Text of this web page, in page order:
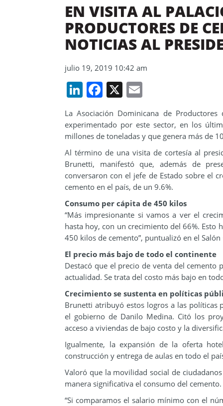
EN VISITA AL
PRODUCTORES DE
NOTICIAS AL
julio 19, 2019 10:42 am
LinkedIn
Facebook
X
La Asociación Dominicana de
experimentado por este sector, en los
millones de toneladas y que genera más de
Al término de una visita de cortesía al
Brunetti, manifestó que, además de
conversaron con el jefe de Estado sobre el
cemento en el país, de un 9.6%.
Consumo per cápita de 450 kilos
“Más impresionante si vamos a ver el
hasta hoy, con un crecimiento del 66%. Esto
450 kilos de cemento”, puntualizó en el
El precio más bajo de todo el continente
Destacó que el precio de venta del
actualidad. Se trata del costo más bajo en
Crecimiento se sustenta en políticas
Brunetti atribuyó estos logros a las políticas
el gobierno de Danilo Medina. Citó los
acceso a viviendas de bajo costo y la
Igualmente, la expansión de la oferta
construcción y entrega de aulas en todo el
Valoró que la movilidad social de
manera significativa el consumo del cemento.
“Si comparamos el salario mínimo con el